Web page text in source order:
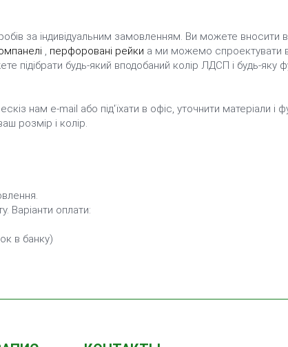
за індивідуальним замовленням. Ви можете вносити в
, перфоровані рейки а ми можемо спроектувати
підібрати будь-який вподобаний колір ЛДСП і будь-яку
нам e-mail або під'їхати в офіс, уточнити матеріали і
розмір і колір.
Варіанти оплати:
в банку)